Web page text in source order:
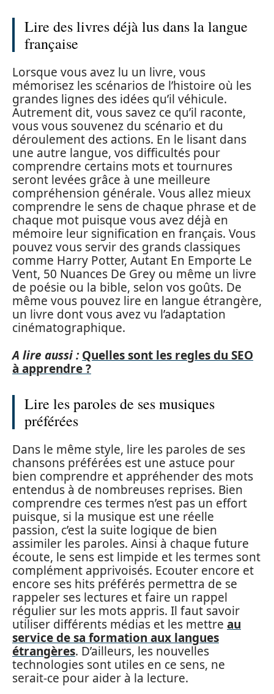
Lire des livres déjà lus dans la langue
française
Lorsque vous avez lu un livre, vous
mémorisez les scénarios de l’histoire où les
grandes lignes des idées qu’il véhicule.
Autrement dit, vous savez ce qu’il raconte,
vous vous souvenez du scénario et du
déroulement des actions. En le lisant dans
une autre langue, vos difficultés pour
comprendre certains mots et tournures
seront levées grâce à une meilleure
compréhension générale. Vous allez mieux
comprendre le sens de chaque phrase et de
chaque mot puisque vous avez déjà en
mémoire leur signification en français. Vous
pouvez vous servir des grands classiques
comme Harry Potter, Autant En Emporte Le
Vent, 50 Nuances De Grey ou même un livre
de poésie ou la bible, selon vos goûts. De
même vous pouvez lire en langue étrangère,
un livre dont vous avez vu l’adaptation
cinématographique.
A lire aussi : Quelles sont les regles du SEO
à apprendre ?
Lire les paroles de ses musiques
préférées
Dans le même style, lire les paroles de ses
chansons préférées est une astuce pour
bien comprendre et appréhender des mots
entendus à de nombreuses reprises. Bien
comprendre ces termes n’est pas un effort
puisque, si la musique est une réelle
passion, c’est la suite logique de bien
assimiler les paroles. Ainsi à chaque future
écoute, le sens est limpide et les termes sont
complément apprivoisés. Ecouter encore et
encore ses hits préférés permettra de se
rappeler ses lectures et faire un rappel
régulier sur les mots appris. Il faut savoir
utiliser différents médias et les mettre au
service de sa formation aux langues
étrangères. D’ailleurs, les nouvelles
technologies sont utiles en ce sens, ne
serait-ce pour aider à la lecture.